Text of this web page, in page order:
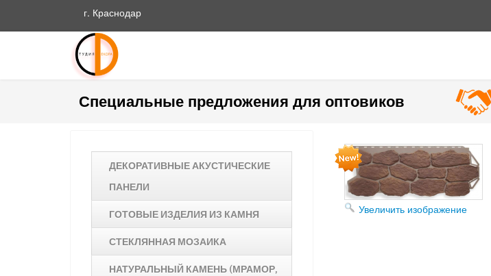
г. Краснодар
Специальные предложения для оптовиков
ДЕКОРАТИВНЫЕ АКУСТИЧЕСКИЕ
ПАНЕЛИ
ГОТОВЫЕ ИЗДЕЛИЯ ИЗ КАМНЯ
СТЕКЛЯННАЯ МОЗАИКА
НАТУРАЛЬНЫЙ КАМЕНЬ (МРАМОР,
Увеличить изображение